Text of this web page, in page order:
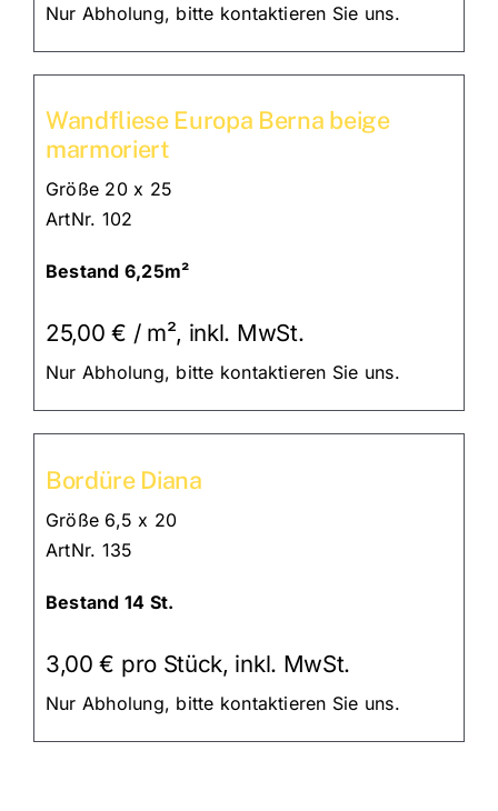
Nur Abholung, bitte kontaktieren Sie uns.
Wandfliese Europa Berna beige
marmoriert
Größe 20 x 25
ArtNr. 102
Bestand 6,25m²
25,00 € / m², inkl. MwSt.
Nur Abholung, bitte kontaktieren Sie uns.
Bordüre Diana
Größe 6,5 x 20
ArtNr. 135
Bestand 14 St.
3,00 € pro Stück, inkl. MwSt.
Nur Abholung, bitte kontaktieren Sie uns.